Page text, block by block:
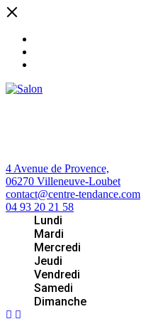
4 Avenue de Provence,
06270 Villeneuve-Loubet
contact@centre-tendance.com
04 93 20 21 58
Lundi
Mardi
Mercredi
Jeudi
Vendredi
Samedi
Dimanche